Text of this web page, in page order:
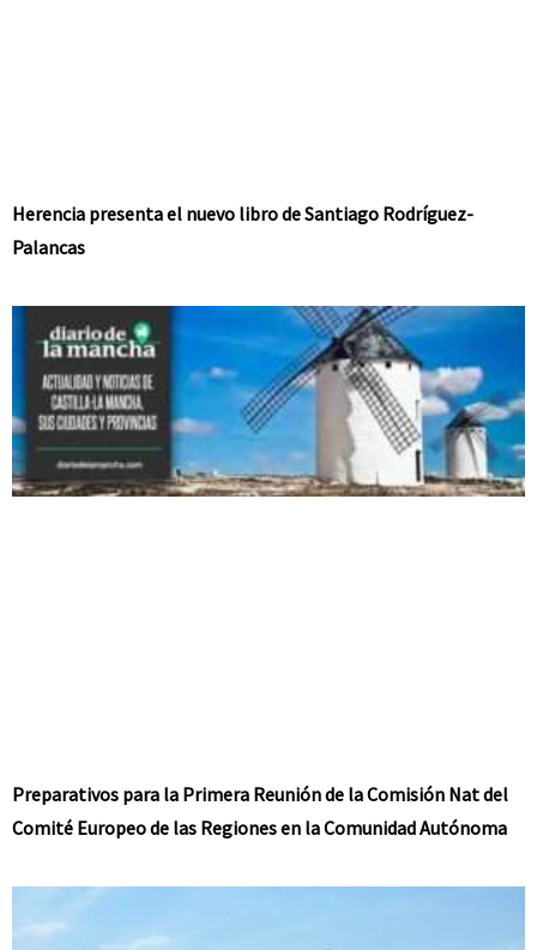
Herencia presenta el nuevo libro de Santiago Rodríguez-
Palancas
Preparativos para la Primera Reunión de la Comisión Nat del
Comité Europeo de las Regiones en la Comunidad Autónoma